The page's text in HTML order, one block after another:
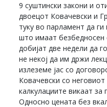
9 суштински закони и
двоецот Ковачевски и
туку во парламент да
што имаат
добијат две недели да
не некој да им држи
излеземе јас со
Ковачевски со
калкулациите викаат за
Односно цената без